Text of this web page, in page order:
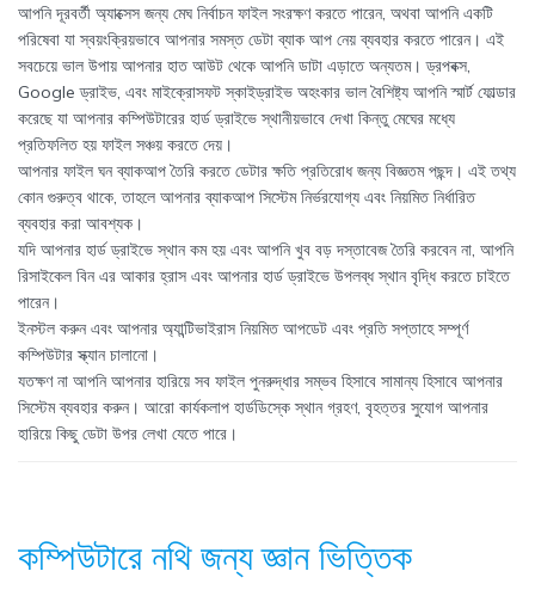
আপনি দূরবর্তী অ্যাক্সেস জন্য মেঘ নির্বাচন ফাইল সংরক্ষণ করতে পারেন, অথবা আপনি একটি
পরিষেবা যা স্বয়ংক্রিয়ভাবে আপনার সমস্ত ডেটা ব্যাক আপ নেয় ব্যবহার করতে পারেন। এই
সবচেয়ে ভাল উপায় আপনার হাত আউট থেকে আপনি ডাটা এড়াতে অন্যতম। ড্রপবক্স,
Google ড্রাইভ, এবং মাইক্রোসফট স্কাইড্রাইভ অহংকার ভাল বৈশিষ্ট্য আপনি স্মার্ট ফোল্ডার
করেছে যা আপনার কম্পিউটারের হার্ড ড্রাইভে স্থানীয়ভাবে দেখা কিন্তু মেঘের মধ্যে
প্রতিফলিত হয় ফাইল সঞ্চয় করতে দেয়।
আপনার ফাইল ঘন ব্যাকআপ তৈরি করতে ডেটার ক্ষতি প্রতিরোধ জন্য বিজ্ঞতম পছন্দ। এই তথ্য
কোন গুরুত্ব থাকে, তাহলে আপনার ব্যাকআপ সিস্টেম নির্ভরযোগ্য এবং নিয়মিত নির্ধারিত
ব্যবহার করা আবশ্যক।
যদি আপনার হার্ড ড্রাইভে স্থান কম হয় এবং আপনি খুব বড় দস্তাবেজ তৈরি করবেন না, আপনি
রিসাইকেল বিন এর আকার হ্রাস এবং আপনার হার্ড ড্রাইভে উপলব্ধ স্থান বৃদ্ধি করতে চাইতে
পারেন।
ইনস্টল করুন এবং আপনার অ্যান্টিভাইরাস নিয়মিত আপডেট এবং প্রতি সপ্তাহে সম্পূর্ণ
কম্পিউটার স্ক্যান চালানো।
যতক্ষণ না আপনি আপনার হারিয়ে সব ফাইল পুনরুদ্ধার সম্ভব হিসাবে সামান্য হিসাবে আপনার
সিস্টেম ব্যবহার করুন। আরো কার্যকলাপ হার্ডডিস্কে স্থান গ্রহণ, বৃহত্তর সুযোগ আপনার
হারিয়ে কিছু ডেটা উপর লেখা যেতে পারে।
কম্পিউটারে নথি জন্য জ্ঞান ভিত্তিক